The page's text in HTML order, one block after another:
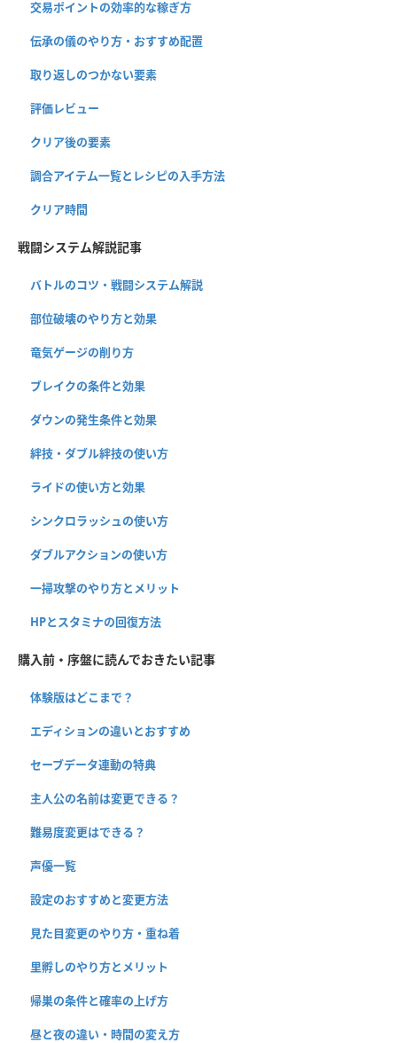
交易ポイントの効率的な稼ぎ方
伝承の儀のやり方・おすすめ配置
取り返しのつかない要素
評価レビュー
クリア後の要素
調合アイテム一覧とレシピの入手方法
クリア時間
戦闘システム解説記事
バトルのコツ・戦闘システム解説
部位破壊のやり方と効果
竜気ゲージの削り方
ブレイクの条件と効果
ダウンの発生条件と効果
絆技・ダブル絆技の使い方
ライドの使い方と効果
シンクロラッシュの使い方
ダブルアクションの使い方
一掃攻撃のやり方とメリット
HPとスタミナの回復方法
購入前・序盤に読んでおきたい記事
体験版はどこまで？
エディションの違いとおすすめ
セーブデータ連動の特典
主人公の名前は変更できる？
難易度変更はできる？
声優一覧
設定のおすすめと変更方法
見た目変更のやり方・重ね着
里孵しのやり方とメリット
帰巣の条件と確率の上げ方
昼と夜の違い・時間の変え方